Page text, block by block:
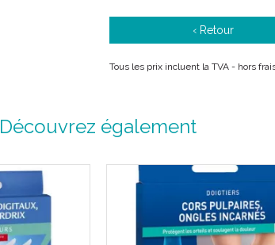
‹ Retour
Tous les prix incluent la TVA - hors
Découvrez également